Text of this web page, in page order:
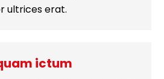
ultrices erat.
ictum